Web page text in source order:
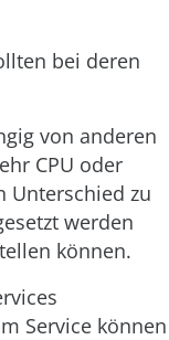
bei deren
von anderen
CPU oder
Unterschied zu
werden
können.
Service können